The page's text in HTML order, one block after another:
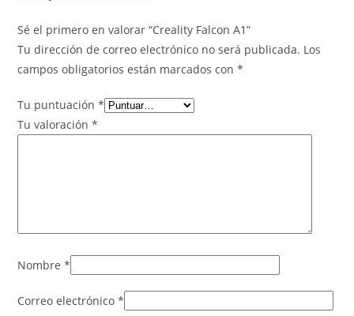
Sé el primero en valorar “Creality Falcon A1”
Tu dirección de correo electrónico no será publicada. Los
campos obligatorios están marcados con*
Tu puntuación*
Tu valoración*
Nombre*
Correo electrónico*